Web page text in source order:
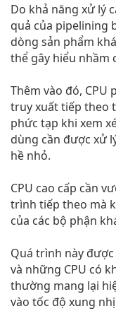
Do khả năng xử lý
quả của pipelining
dòng sản phẩm
thể gây hiểu nhầm
Thêm vào đó,
truy xuất tiếp theo
phức tạp khi xem
dùng cần được xử
hề nhỏ.
CPU cao cấp cần
trình tiếp theo mà
của các bộ phận
Quá trình này
và những CPU có
thường mang lại
vào tốc độ xung